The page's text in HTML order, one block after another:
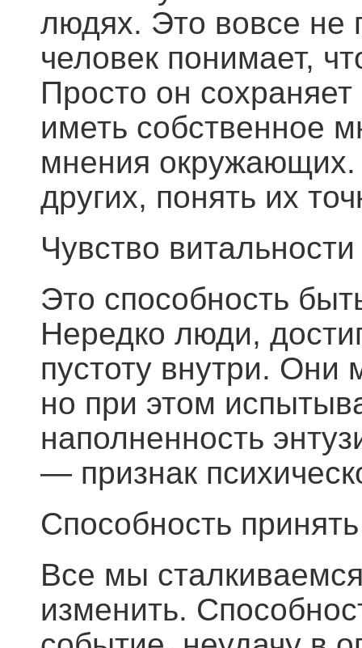
людях. Это вовсе не
человек понимает,
Просто он
иметь собственное
мнения окружающих.
других, понять их
Чувство витальности
Это способность
Нередко люди,
пустоту внутри. Они
но при этом
наполненность
— признак
Cпособность
Все мы
изменить.